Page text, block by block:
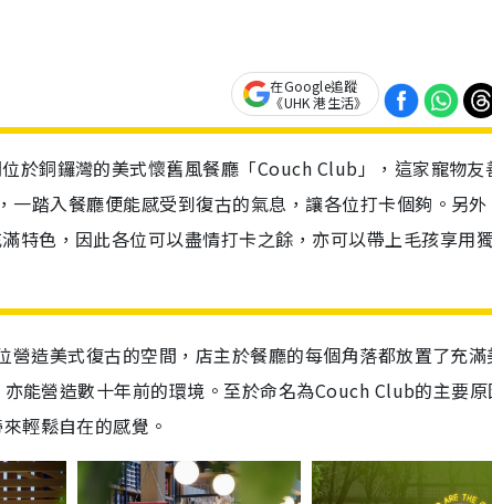
在Google追蹤
《UHK 港生活》
於銅鑼灣的美式懷舊風餐廳「Couch Club」，這家寵物友
踏入餐廳便能感受到復古的氣息，讓各位打卡個夠。另
特色，因此各位可以盡情打卡之餘，亦可以帶上毛孩享用
造美式復古的空間，店主於餐廳的每個角落都放置了充滿
能營造數十年前的環境。至於命名為Couch Club的主要
輕鬆自在的感覺。